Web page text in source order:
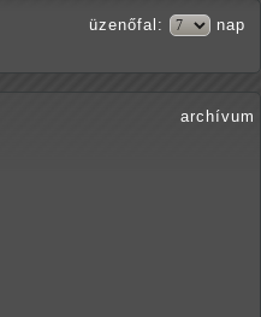
üzenőfal : nap
archívum